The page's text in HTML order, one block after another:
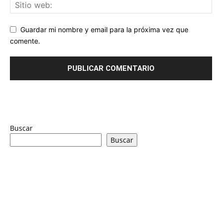
Guardar mi nombre y email para la próxima vez que
comente.
Buscar
Buscar